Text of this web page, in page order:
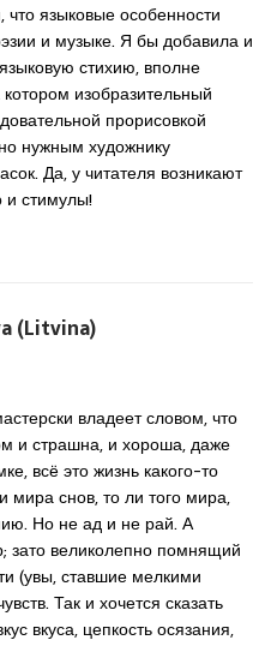
языковые особенности
и музыке. Я бы добавила и
стихию, вполне
изобразительный
прорисовкой
нужным художнику
Да, у читателя возникают
стимулы!
(Litvina)
владеет словом, что
и страшна, и хороша, даже
всё это жизнь какого-то
мира снов, то ли того мира,
Но не ад и не рай. А
великолепно помнящий
(увы, ставшие мелкими
Так и хочется сказать
вкуса, цепкость осязания,